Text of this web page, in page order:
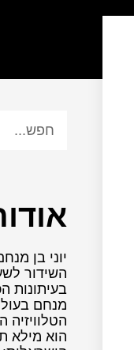
יוני בן
השידור
בעיתונות
מנחם
הטלוויזיה
הוא מילא